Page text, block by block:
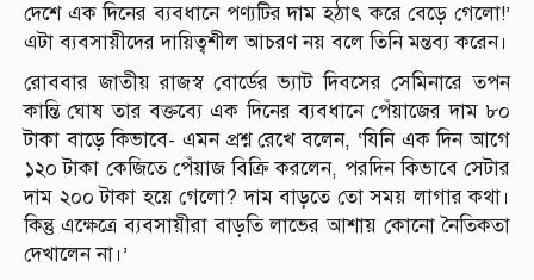
দেশে এক দিনের ব্যবধানে পণ্যটির দাম হঠাৎ করে বেড়ে গেলো!’
এটা ব্যবসায়ীদের দায়িত্বশীল আচরণ নয় বলে তিনি মন্তব্য করেন।
রোববার জাতীয় রাজস্ব বোর্ডের ভ্যাট দিবসের সেমিনারে তপন
কান্তি ঘোষ তার বক্তব্যে এক দিনের ব্যবধানে পেঁয়াজের দাম ৮০
টাকা বাড়ে কিভাবে- এমন প্রশ্ন রেখে বলেন, ‘যিনি এক দিন আগে
১২০ টাকা কেজিতে পেঁয়াজ বিক্রি করলেন, পরদিন কিভাবে সেটার
দাম ২০০ টাকা হয়ে গেলো? দাম বাড়তে তো সময় লাগার কথা।
কিন্তু এক্ষেত্রে ব্যবসায়ীরা বাড়তি লাভের আশায় কোনো নৈতিকতা
দেখালেন না।’